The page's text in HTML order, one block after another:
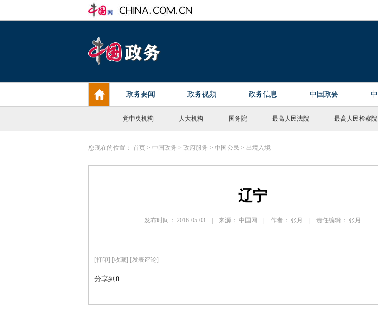
党中央机构 人大机构 国务院 最高人民法院 最高人民检察院
您现在的位置： 首页 > 中国政务 > 政府服务 > 中国公民 > 出境入境
辽宁
发布时间： 2016-05-03 | 来源： 中国网 | 作者： 张月 | 责任编辑： 张月
[打印] [收藏] [发表评论]
分享到 0